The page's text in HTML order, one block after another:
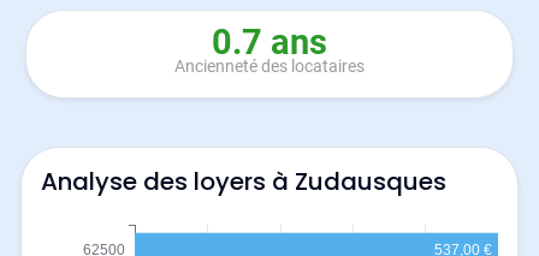
0.7 ans
Ancienneté des locataires
Analyse des loyers à Zudausques